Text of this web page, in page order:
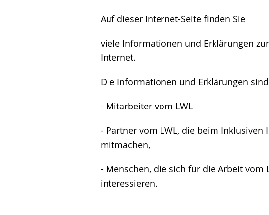
Auf dieser Internet-Seite finden Sie
viele Informationen und Erklärungen
Internet.
Die Informationen und Erklärungen
- Mitarbeiter vom LWL
- Partner vom LWL, die beim Inklusiven
mitmachen,
- Menschen, die sich für die Arbeit vom
interessieren.